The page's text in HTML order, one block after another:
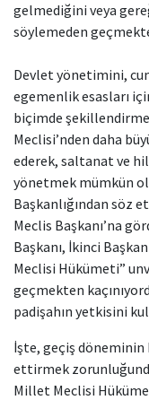
gelmediğini veya
söylemeden
Devlet yönetimini,
egemenlik esasları
biçimde
Meclisi’nden daha
ederek, saltanat ve
yönetmek mümkün
Başkanlığından söz
Meclis Başkanı’na
Başkanı, İkinci
Meclisi Hükümeti”
geçmekten
padişahın yetkisini
İşte, geçiş
ettirmek
Millet Meclisi